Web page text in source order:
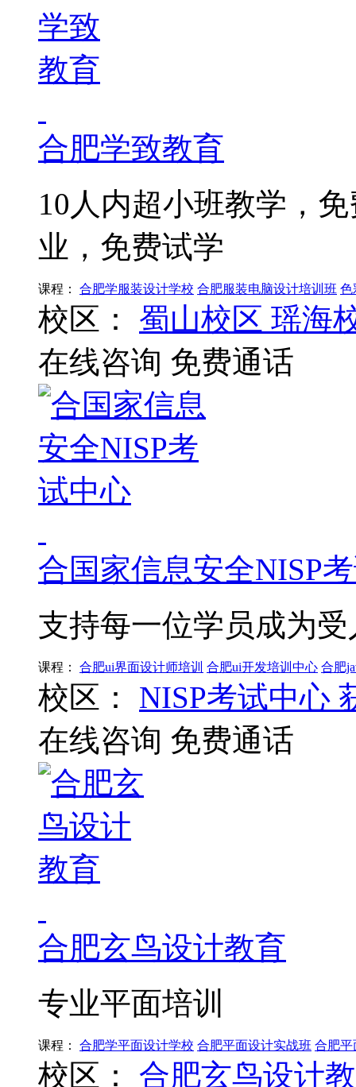
合肥学致教育
10人内超小班教学，
业，免费试学
课程： 合肥学服装设计学校 合肥服装电脑设计培训班 色
校区： 蜀山校区 瑶海
在线咨询 免费通话
合国家信息安全NISP
支持每一位学员成为
课程： 合肥ui界面设计师培训 合肥ui开发培训中心 合肥
校区： NISP考试中心
在线咨询 免费通话
合肥玄鸟设计教育
专业平面培训
课程： 合肥学平面设计学校 合肥平面设计实战班 合肥平
校区： 合肥玄鸟设计